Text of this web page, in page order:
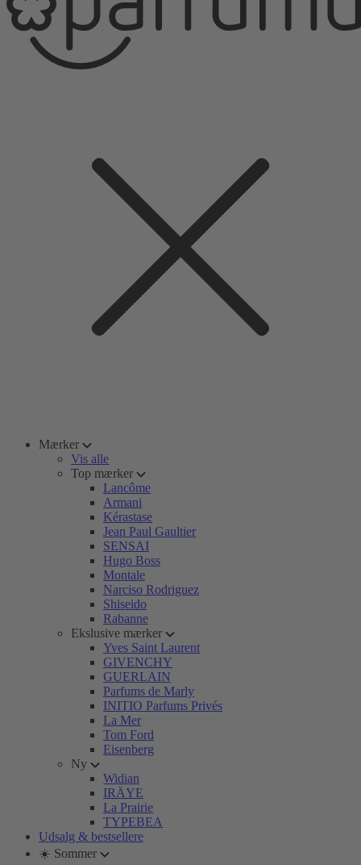
Mærker
Vis alle
Top mærker
Lancôme
Armani
Kérastase
Jean Paul Gaultier
SENSAI
Hugo Boss
Montale
Narciso Rodriguez
Shiseido
Rabanne
Ekslusive mærker
Yves Saint Laurent
GIVENCHY
GUERLAIN
Parfums de Marly
INITIO Parfums Privés
La Mer
Tom Ford
Eisenberg
Ny
Widian
IRÄYE
La Prairie
TYPEBEA
Udsalg & bestsellere
☀️ Sommer